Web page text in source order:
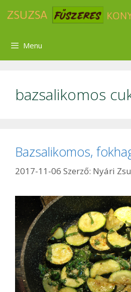
Menu
bazsalikomos
Bazsalikomos,
2017-11-06 Szerző: Nyári